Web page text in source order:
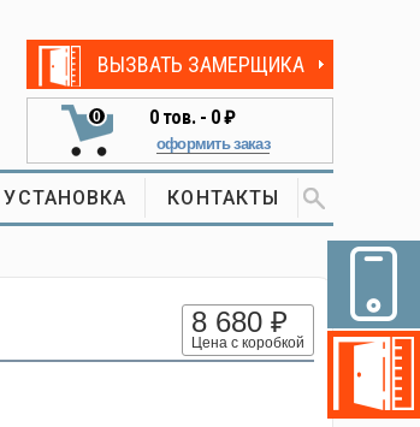
ВЫЗВАТЬ ЗАМЕРЩИКА
0 0тов. - 0 ₽
оформить заказ
УСТАНОВКА КОНТАКТЫ
8 680 ₽
Цена с коробкой